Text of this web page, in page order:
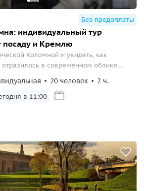
Без предоплаты
индивидуальный тур
посаду и Кремлю
Коломной и увидеть, как
отразилось в современном облике
20 человек 2 ч.
в 11:00